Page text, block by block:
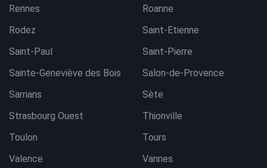
Rennes
Roanne
Rodez
Saint-Etienne
Saint-Paul
Saint-Pierre
Sainte-Geneviève des Bois
Salon-de-Provence
Sarrians
Sète
Strasbourg Ouest
Thionville
Toulon
Tours
Valence
Vannes